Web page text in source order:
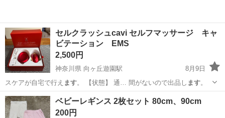
セルクラッシュcavi セルフマッサージ キャ
ビテーション EMS
2,500円
神奈川県 向ヶ丘遊園駅
8月9日
スケアが自宅で行え ます 。 【状態】 通… 間がないので出品し ます。
神奈川 川崎市 向ヶ丘遊園駅 マッサージ器
ベビーレギンス 2枚セット 80cm、90cm
200円